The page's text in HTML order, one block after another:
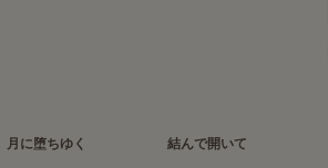
月に堕ちゆく 結んで開いて